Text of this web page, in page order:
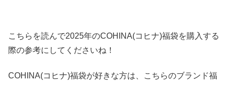
こちらを読んで2025年のCOHINA(コヒナ)福袋を購入する
際の参考にしてくださいね！
COHINA(コヒナ)福袋が好きな方は、こちらのブランド福